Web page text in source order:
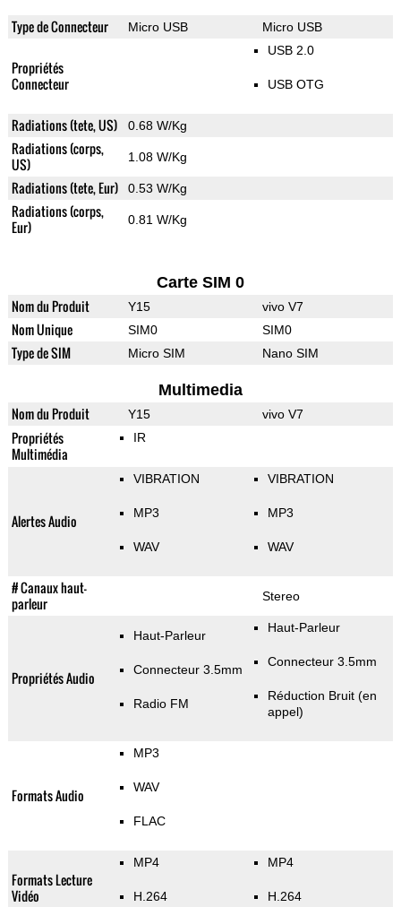
Type de Connecteur Micro USB Micro USB
Propriétés
Connecteur
USB 2.0
USB OTG
Radiations (tete, US) 0.68 W/Kg
Radiations (corps,
US)
1.08 W/Kg
Radiations (tete, Eur) 0.53 W/Kg
Radiations (corps,
Eur)
0.81 W/Kg
Carte SIM 0
Nom du Produit Y15 vivo V7
Nom Unique SIM0 SIM0
Type de SIM Micro SIM Nano SIM
Multimedia
Nom du Produit Y15 vivo V7
Propriétés
Multimédia
IR
Alertes Audio
VIBRATION
MP3
WAV
VIBRATION
MP3
WAV
# Canaux haut-
parleur
Stereo
Propriétés Audio
Haut-Parleur
Connecteur 3.5mm
Radio FM
Haut-Parleur
Connecteur 3.5mm
Réduction Bruit (en
appel)
Formats Audio
MP3
WAV
FLAC
Formats Lecture
Vidéo
MP4
H.264
MP4
H.264